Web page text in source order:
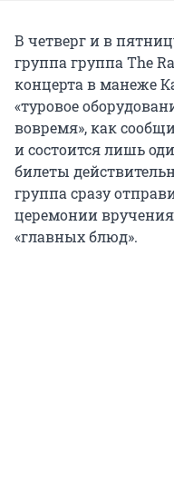
В четверг и в
группа группа The
концерта в манеже
«туровое
вовремя», как
и состоится лишь
билеты
группа сразу
церемонии
«главных блюд».